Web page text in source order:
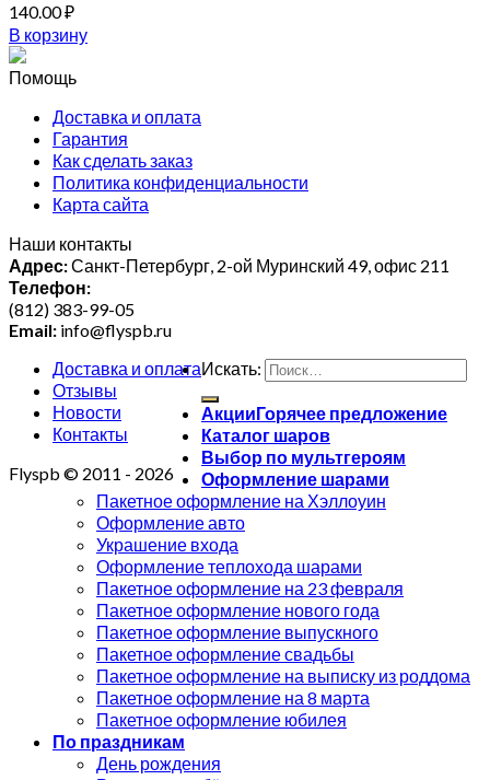
140.00₽
В корзину
Помощь
Доставка и оплата
Гарантия
Как сделать заказ
Политика конфиденциальности
Карта сайта
Наши контакты
Адрес:Санкт-Петербург, 2-ой Муринский 49, офис 211
Телефон:
(812) 383-99-05
Email: info@flyspb.ru
Доставка и оплата
Отзывы
Новости
Контакты
Flyspb © 2011 - 2026
Искать:
Акции
Каталог шаров
Выбор по мультгероям
Оформление шарами
Пакетное оформление на Хэллоуин
Оформление авто
Украшение входа
Оформление теплохода шарами
Пакетное оформление на 23 февраля
Пакетное оформление нового года
Пакетное оформление выпускного
Пакетное оформление свадьбы
Пакетное оформление на выписку из роддома
Пакетное оформление на 8 марта
Пакетное оформление юбилея
По праздникам
День рождения